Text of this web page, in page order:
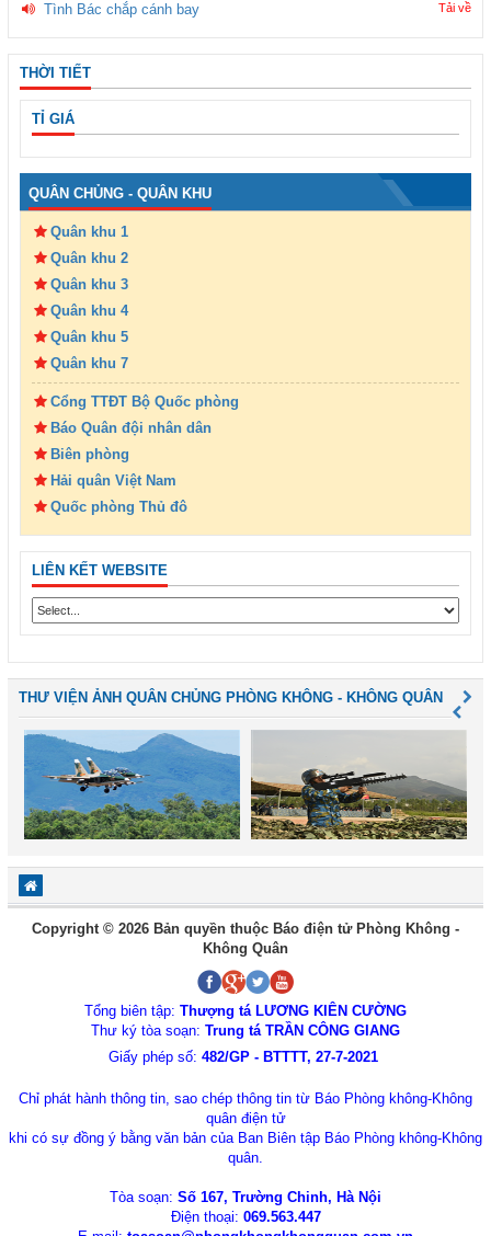
Tình Bác chắp cánh bay Tải về
THỜI TIẾT
TỈ GIÁ
QUÂN CHỦNG - QUÂN KHU
Quân khu 1
Quân khu 2
Quân khu 3
Quân khu 4
Quân khu 5
Quân khu 7
Cổng TTĐT Bộ Quốc phòng
Báo Quân đội nhân dân
Biên phòng
Hải quân Việt Nam
Quốc phòng Thủ đô
LIÊN KẾT WEBSITE
THƯ VIỆN ẢNH QUÂN CHỦNG PHÒNG KHÔNG - KHÔNG QUÂN
Copyright © 2026 Bản quyền thuộc Báo điện tử Phòng Không -
Không Quân
Tổng biên tập: Thượng tá LƯƠNG KIÊN CƯỜNG
Thư ký tòa soạn: Trung tá TRẦN CÔNG GIANG
Giấy phép số: 482/GP - BTTTT, 27-7-2021
Chỉ phát hành thông tin, sao chép thông tin từ Báo Phòng không-Không
quân điện tử
khi có sự đồng ý bằng văn bản của Ban Biên tập Báo Phòng không-Không
quân.
Tòa soạn: Số 167, Trường Chinh, Hà Nội
Điện thoại: 069.563.447